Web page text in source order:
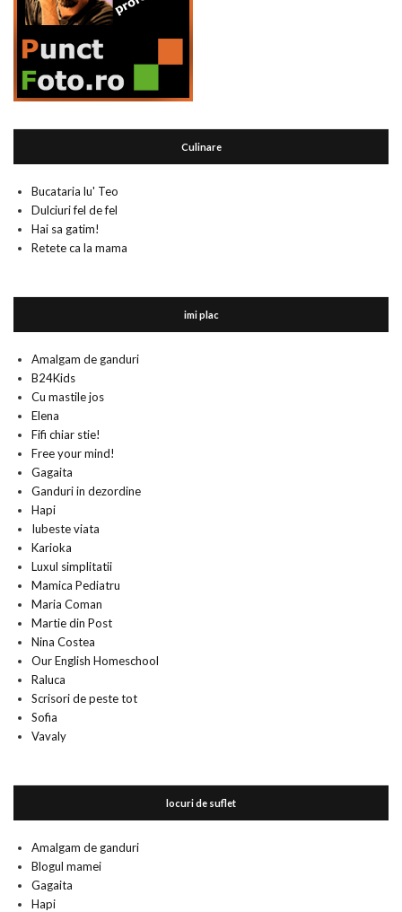
Culinare
Bucataria lu' Teo
Dulciuri fel de fel
Hai sa gatim!
Retete ca la mama
imi plac
Amalgam de ganduri
B24Kids
Cu mastile jos
Elena
Fifi chiar stie!
Free your mind!
Gagaita
Ganduri in dezordine
Hapi
Iubeste viata
Karioka
Luxul simplitatii
Mamica Pediatru
Maria Coman
Martie din Post
Nina Costea
Our English Homeschool
Raluca
Scrisori de peste tot
Sofia
Vavaly
locuri de suflet
Amalgam de ganduri
Blogul mamei
Gagaita
Hapi